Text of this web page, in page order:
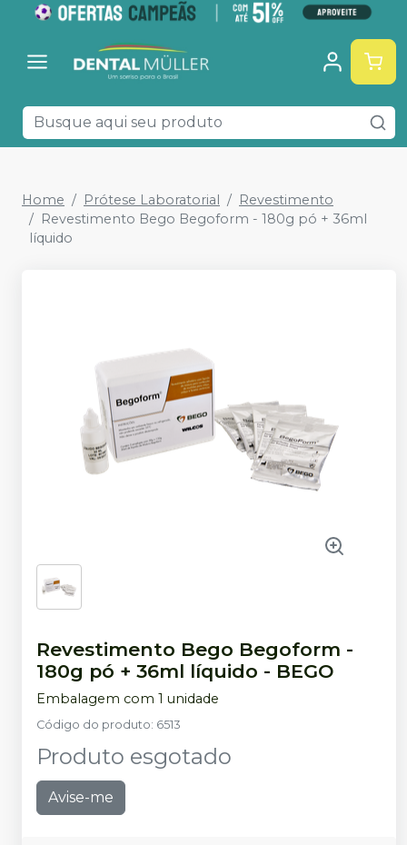
Home Prótese Laboratorial
Revestimento
Revestimento Bego Begoform - 180g pó + 36ml
líquido
Revestimento Bego Begoform -
180g pó + 36ml líquido - BEGO
Embalagem com 1 unidade
Código do produto: 6513
Produto esgotado
Avise-me